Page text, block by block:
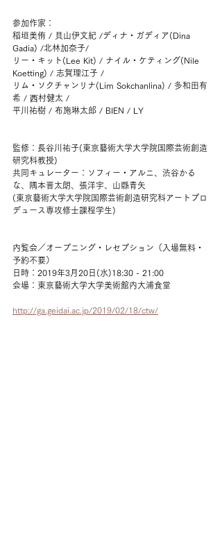
参加作家：
稲垣美侑 / 貝山伊文紀 /ディナ・ガディア(Dina
Gadia) /北林加奈子/
リー・キット(Lee Kit) / ナイル・ケティング(Nile
Koetting) / 志賀理江子 /
リム・ソクチャンリナ(Lim Sokchanlina) / 多和田有
希 / ⻄村健太 /
平川祐樹 / 布施琳太郎 / BIEN / LY
監修：長谷川祐子(東京藝術大学大学院国際芸術創造
研究科教授)
共同キュレーター：ソフィー・アルニ、渋谷かる
な、隅本晋太朗、張洋宇、山縣青矢
(東京藝術大学大学院国際芸術創造研究科アートプロ
デュース専攻修士課程学生)
内覧会／オープニング・レセプション（入場無料・
予約不要）
日時：2019年3月20日(水)18:30 - 21:00
会場：東京藝術大学大学美術館内大浦食堂
http://ga.geidai.ac.jp/2019/02/18/ctw/